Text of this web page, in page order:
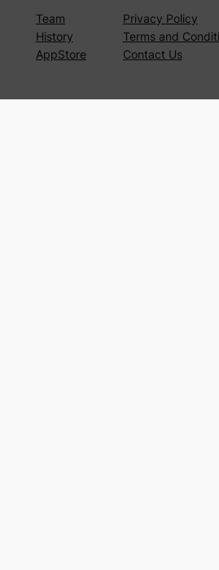
Team
History
AppStore
Privacy Policy
Terms and
Contact Us